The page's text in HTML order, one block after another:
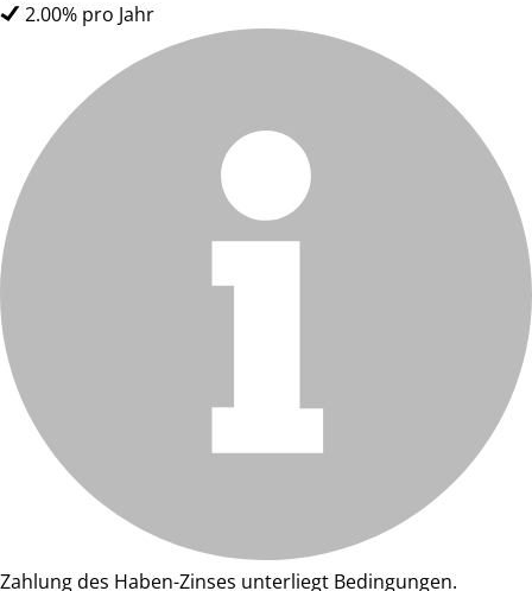
2.00% pro Jahr
Zahlung des Haben-Zinses unterliegt Bedingungen.